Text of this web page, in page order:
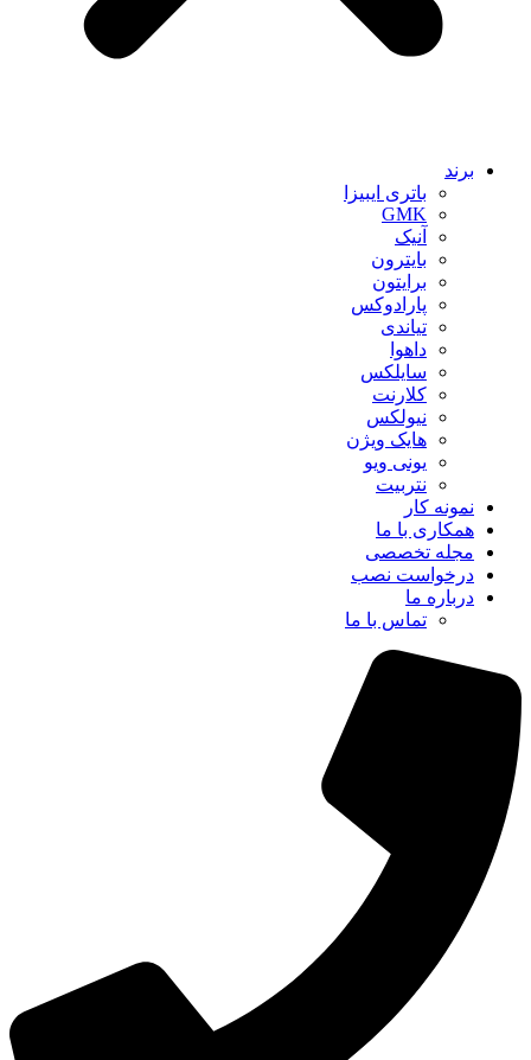
برند
باتری ایبیزا
GMK
آنیک
بایترون
برایتون
پارادوکس
تیاندی
داهوا
سایلکس
کلارنت
نیولکس
هایک ویژن
یونی ویو
نتربیت
نمونه کار
همکاری با ما
مجله تخصصی
درخواست نصب
درباره ما
تماس با ما